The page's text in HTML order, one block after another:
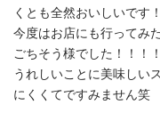
くとも全然おいしいです
今度はお店にも行ってみ
ごちそう様でした！！！！
うれしいことに美味しい
にくくてですみません笑